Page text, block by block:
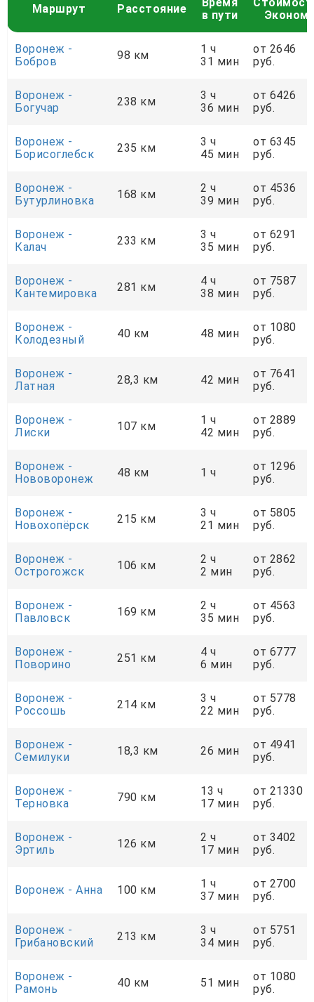
Маршрут Расстояние
в пути
Эконом
Воронеж -
Бобров
98 км
1 ч
31 мин
от 2646
руб.
Воронеж -
Богучар
238 км
3 ч
36 мин
от 6426
руб.
Воронеж -
Борисоглебск
235 км
3 ч
45 мин
от 6345
руб.
Воронеж -
Бутурлиновка
168 км
2 ч
39 мин
от 4536
руб.
Воронеж -
Калач
233 км
3 ч
35 мин
от 6291
руб.
Воронеж -
Кантемировка
281 км
4 ч
38 мин
от 7587
руб.
Воронеж -
Колодезный
40 км 48 мин
от 1080
руб.
Воронеж -
Латная
28,3 км 42 мин
от 7641
руб.
Воронеж -
Лиски
107 км
1 ч
42 мин
от 2889
руб.
Воронеж -
Нововоронеж
48 км 1 ч
от 1296
руб.
Воронеж -
Новохопёрск
215 км
3 ч
21 мин
от 5805
руб.
Воронеж -
Острогожск
106 км
2 ч
2 мин
от 2862
руб.
Воронеж -
Павловск
169 км
2 ч
35 мин
от 4563
руб.
Воронеж -
Поворино
251 км
4 ч
6 мин
от 6777
руб.
Воронеж -
Россошь
214 км
3 ч
22 мин
от 5778
руб.
Воронеж -
Семилуки
18,3 км 26 мин
от 4941
руб.
Воронеж -
Терновка
790 км
13 ч
17 мин
от 21330
руб.
Воронеж -
Эртиль
126 км
2 ч
17 мин
от 3402
руб.
Воронеж - Анна 100 км
1 ч
37 мин
от 2700
руб.
Воронеж -
Грибановский
213 км
3 ч
34 мин
от 5751
руб.
Воронеж -
Рамонь
40 км 51 мин
от 1080
руб.